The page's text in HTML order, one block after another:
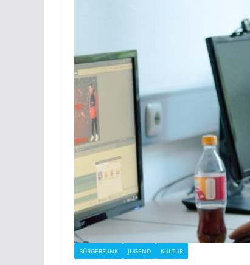
BÜRGERFUNK JUGEND KULTUR